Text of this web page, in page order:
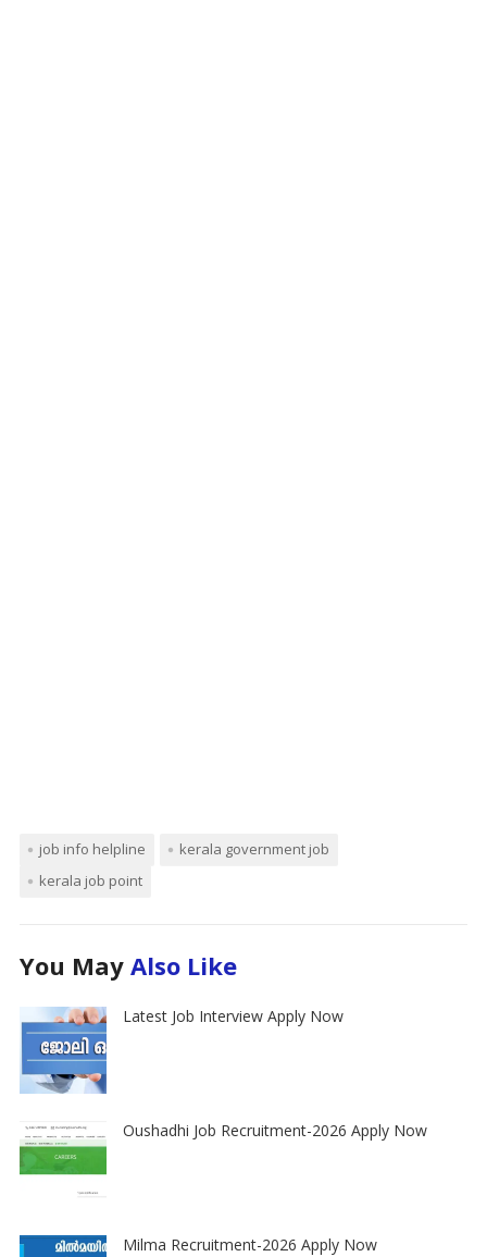
job info helpline
kerala government job
kerala job point
You May Also Like
Latest Job Interview Apply Now
Oushadhi Job Recruitment-2026 Apply Now
Milma Recruitment-2026 Apply Now